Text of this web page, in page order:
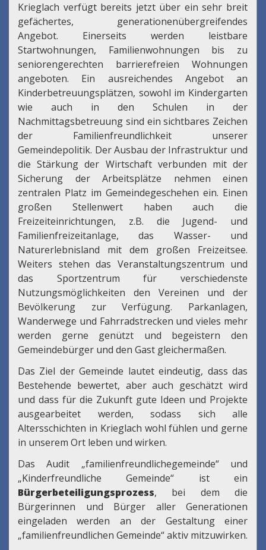
Krieglach verfügt bereits jetzt über ein sehr breit
gefächertes, generationenübergreifendes
Angebot. Einerseits werden leistbare
Startwohnungen, Familienwohnungen bis zu
seniorengerechten barrierefreien Wohnungen
angeboten. Ein ausreichendes Angebot an
Kinderbetreuungsplätzen, sowohl im Kindergarten
wie auch in den Schulen in der
Nachmittagsbetreuung sind ein sichtbares Zeichen
der Familienfreundlichkeit unserer
Gemeindepolitik. Der Ausbau der Infrastruktur und
die Stärkung der Wirtschaft verbunden mit der
Sicherung der Arbeitsplätze nehmen einen
zentralen Platz im Gemeindegeschehen ein. Einen
großen Stellenwert haben auch die
Freizeiteinrichtungen, z.B. die Jugend- und
Familienfreizeitanlage, das Wasser- und
Naturerlebnisland mit dem großen Freizeitsee.
Weiters stehen das Veranstaltungszentrum und
das Sportzentrum für verschiedenste
Nutzungsmöglichkeiten den Vereinen und der
Bevölkerung zur Verfügung. Parkanlagen,
Wanderwege und Fahrradstrecken und vieles mehr
werden gerne genützt und begeistern den
Gemeindebürger und den Gast gleichermaßen.
Das Ziel der Gemeinde lautet eindeutig, dass das
Bestehende bewertet, aber auch geschätzt wird
und dass für die Zukunft gute Ideen und Projekte
ausgearbeitet werden, sodass sich alle
Altersschichten in Krieglach wohl fühlen und gerne
in unserem Ort leben und wirken.
Das Audit „familienfreundlichegemeinde“ und
„Kinderfreundliche Gemeinde“ ist ein
Bürgerbeteiligungsprozess, bei dem die
Bürgerinnen und Bürger aller Generationen
eingeladen werden an der Gestaltung einer
„familienfreundlichen Gemeinde“ aktiv mitzuwirken.